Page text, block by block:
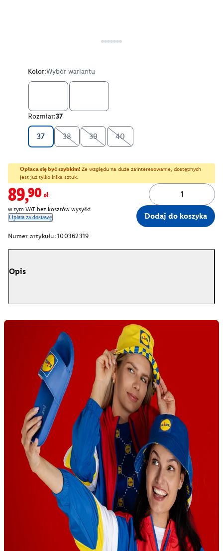
Kolor:Wybór wariantu
Rozmiar:37
37 38 39 40
Opłaca się być szybkim! Ze względu na duże zainteresowanie, dostępnych
jest już tylko kilka sztuk.
89,90zł
w tym VAT bez kosztów wysyłki
Opłata za dostawę
Dodaj do koszyka
Numer artykułu: 100362319
Opis